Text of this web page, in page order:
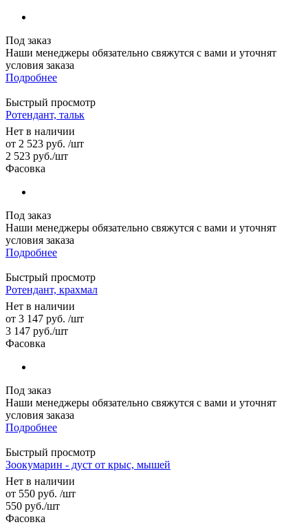
Под заказ
Наши менеджеры обязательно свяжутся с вами и уточнят
условия заказа
Подробнее
Быстрый просмотр
Ротендант, тальк
Нет в наличии
от 2 523 руб. /шт
2 523 руб./шт
Фасовка
Под заказ
Наши менеджеры обязательно свяжутся с вами и уточнят
условия заказа
Подробнее
Быстрый просмотр
Ротендант, крахмал
Нет в наличии
от 3 147 руб. /шт
3 147 руб./шт
Фасовка
Под заказ
Наши менеджеры обязательно свяжутся с вами и уточнят
условия заказа
Подробнее
Быстрый просмотр
Зоокумарин - дуст от крыс, мышей
Нет в наличии
от 550 руб. /шт
550 руб./шт
Фасовка